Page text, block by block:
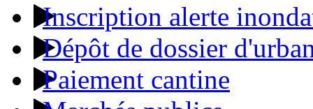
Inscription alerte
Dépôt de dossier
Paiement cantine